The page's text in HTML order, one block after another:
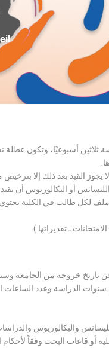
ثلاثين أسبوعيًا، وتكون
يجوز القيد بعد ذلك إلا
أو البكالوريوس أن
ملف لكل طالب في الكلية
ـ تقديراتها ).
خروجه من الجامعة
على سنوات الدراسة وعدد
والبكالوريوس والدراسات
قاعات البحث وفقاً لأحكام